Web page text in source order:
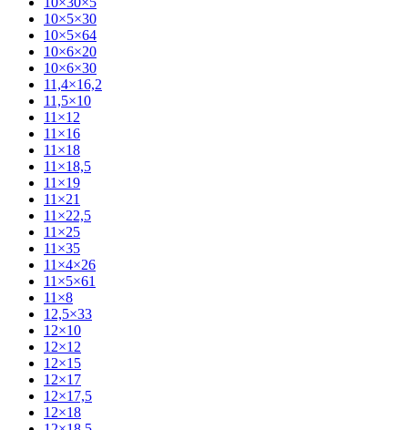
10×5×30
10×5×64
10×6×20
10×6×30
11,4×16,2
11,5×10
11×12
11×16
11×18
11×18,5
11×19
11×21
11×22,5
11×25
11×35
11×4×26
11×5×61
11×8
12,5×33
12×10
12×12
12×15
12×17
12×17,5
12×18